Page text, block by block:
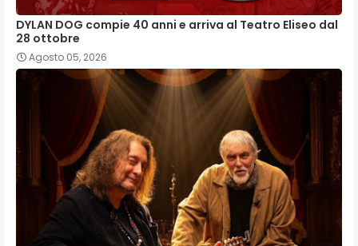
DYLAN DOG compie 40 anni e arriva al Teatro Eliseo dal
28 ottobre
Agosto 05, 2026